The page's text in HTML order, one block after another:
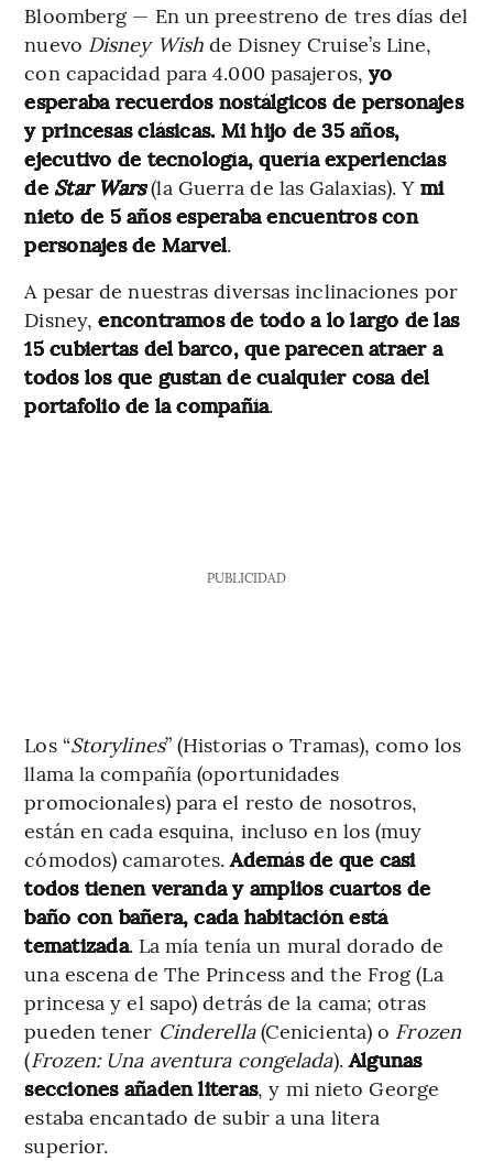
Bloomberg — En un preestreno de tres días del
nuevo Disney Wish de Disney Cruise’s Line,
con capacidad para 4.000 pasajeros, yo
esperaba recuerdos nostálgicos de personajes
y princesas clásicas. Mi hijo de 35 años,
ejecutivo de tecnología, quería experiencias
de Star Wars(la Guerra de las Galaxias). Y mi
nieto de 5 años esperaba encuentros con
personajes de Marvel.
A pesar de nuestras diversas inclinaciones por
Disney, encontramos de todo a lo largo de las
15 cubiertas del barco, que parecen atraer a
todos los que gustan de cualquier cosa del
portafolio de la compañía.
PUBLICIDAD
Los “Storylines” (Historias o Tramas), como los
llama la compañía (oportunidades
promocionales) para el resto de nosotros,
están en cada esquina, incluso en los (muy
cómodos) camarotes.Además de que casi
todos tienen veranda y amplios cuartos de
baño con bañera, cada habitación está
tematizada. La mía tenía un mural dorado de
una escena de The Princess and the Frog (La
princesa y el sapo) detrás de la cama; otras
pueden tener Cinderella(Cenicienta) o Frozen
(Frozen: Una aventura congelada).Algunas
secciones añaden literas, y mi nieto George
estaba encantado de subir a una litera
superior.